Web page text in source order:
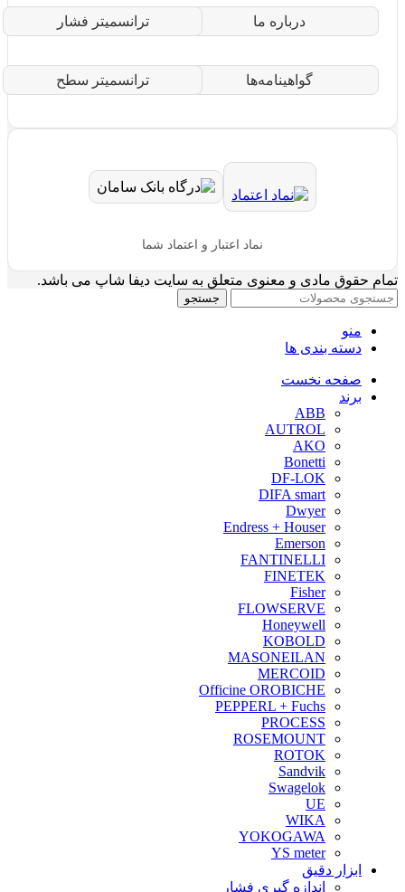
درباره ما
گواهینامه‌ها
ترانسمیتر فشار
ترانسمیتر سطح
نماد اعتبار و اعتماد شما
تمام حقوق مادی و معنوی متعلق به سایت دیفا شاپ می باشد.
جستجو
منو
دسته بندی ها
صفحه نخست
برند
ABB
AUTROL
AKO
Bonetti
DF-LOK
DIFA smart
Dwyer
Endress + Houser
Emerson
FANTINELLI
FINETEK
Fisher
FLOWSERVE
Honeywell
KOBOLD
MASONEILAN
MERCOID
Officine OROBICHE
PEPPERL + Fuchs
PROCESS
ROSEMOUNT
ROTOK
Sandvik
Swagelok
UE
WIKA
YOKOGAWA
YS meter
ابزار دقیق
اندازه گیری فشار